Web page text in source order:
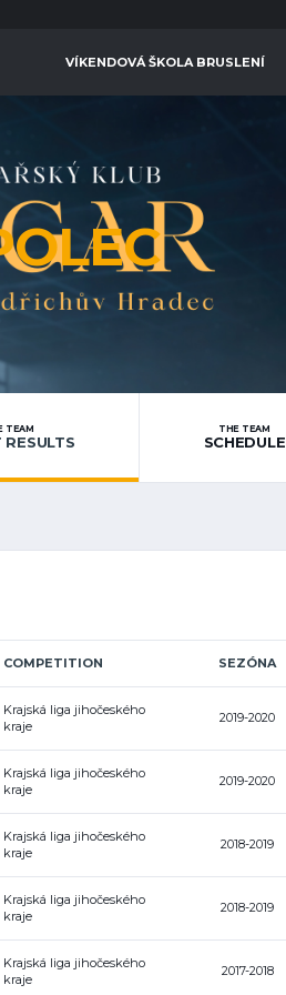
VÍKENDOVÁ ŠKOLA BRUSLENÍ
TEAM
RESULTS
THE TEAM
SCHEDULE
COMPETITION SEZÓNA
Krajská liga jihočeského
kraje
2019-2020
Krajská liga jihočeského
kraje
2019-2020
Krajská liga jihočeského
kraje
2018-2019
Krajská liga jihočeského
kraje
2018-2019
Krajská liga jihočeského
kraje
2017-2018